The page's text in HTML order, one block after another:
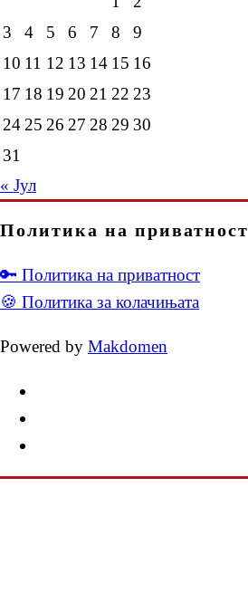
3
4 5 6 7 8
9
10 11 12 13 14 15 16
17 18 19 20 21 22 23
24 25 26 27 28 29 30
31
« Јул
Политика на приватност
🔑 Политика на приватност
🍪 Политика за колачињата
Powered by Makdomen